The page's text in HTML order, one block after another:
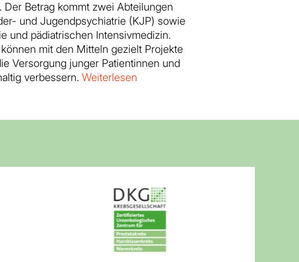
Der Betrag kommt zwei Abteilungen
und Jugendpsychiatrie (KJP) sowie
und pädiatrischen Intensivmedizin.
mit den Mitteln gezielt Projekte
Versorgung junger Patientinnen und
verbessern. Weiterlesen